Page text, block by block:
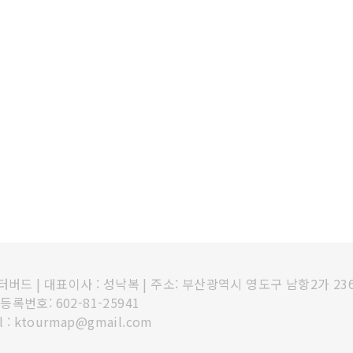
버드 | 대표이사 : 성낙복 | 주소: 부산광역시 영도구 남항2가
록번호: 602-81-25941
: ktourmap@gmail.com